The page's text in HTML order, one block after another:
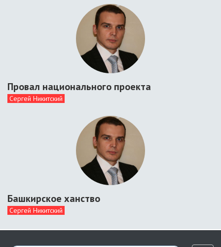
Провал национального проекта
Сергей Никитский
Башкирское ханство
Сергей Никитский